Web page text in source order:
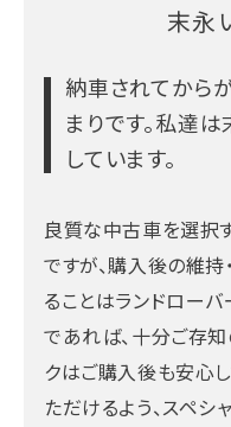
末永
納車されてから
まりです。私達は
しています。
良質な中古車を選択
ですが、購入後の維
ることはランドロー
であれば、十分ご存知
クはご購入後も安心
ただけるよう、スペシ